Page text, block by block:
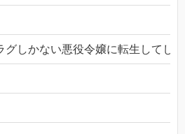
グしかない悪役令嬢に転生してし